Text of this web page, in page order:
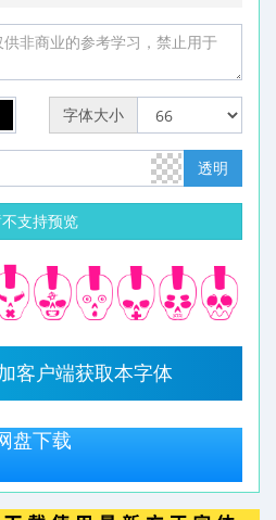
字体大小
透明
支持预览
客户端获取本字体
盘下载